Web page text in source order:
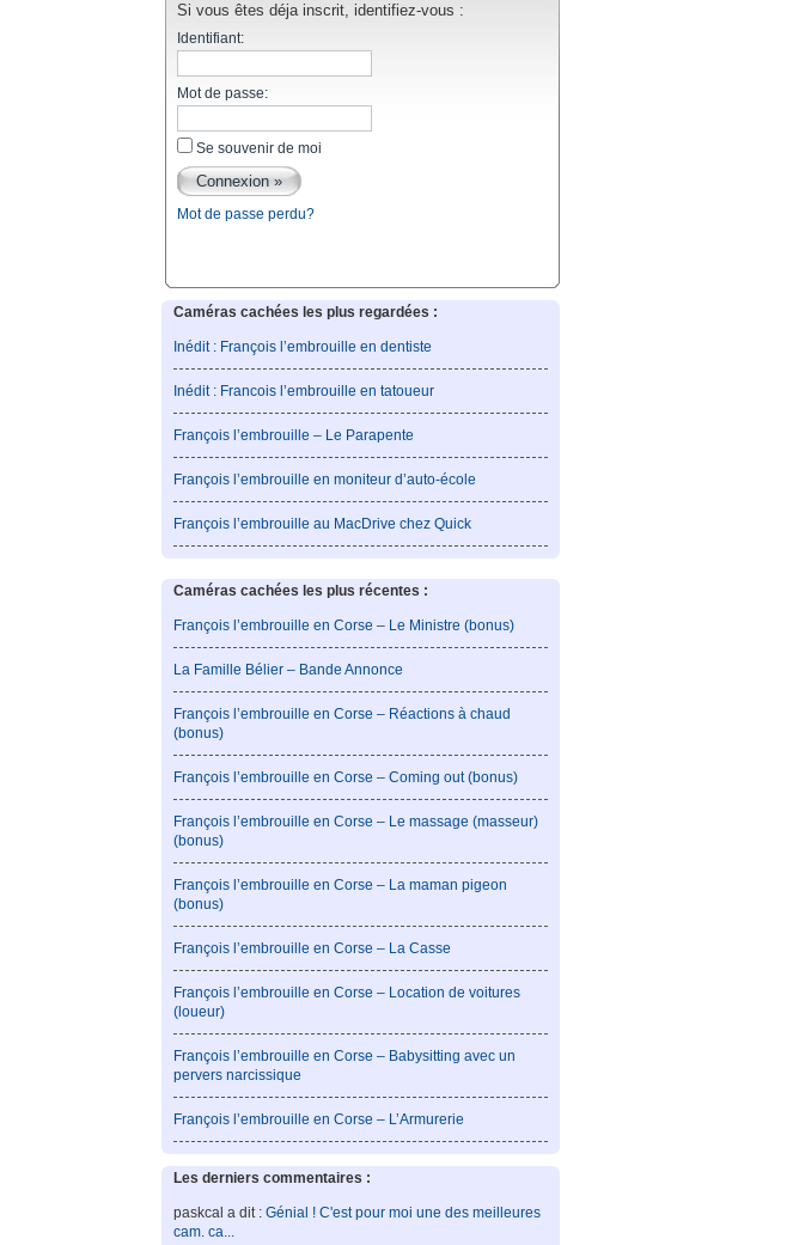
Si vous êtes déja inscrit, identifiez-vous :
Identifiant:
Mot de passe:
Se souvenir de moi
Mot de passe perdu?
Caméras cachées les plus regardées :
Inédit : François l’embrouille en dentiste
Inédit : Francois l’embrouille en tatoueur
François l’embrouille – Le Parapente
François l’embrouille en moniteur d’auto-école
François l’embrouille au MacDrive chez Quick
Caméras cachées les plus récentes :
François l’embrouille en Corse – Le Ministre (bonus)
La Famille Bélier – Bande Annonce
François l’embrouille en Corse – Réactions à chaud
(bonus)
François l’embrouille en Corse – Coming out (bonus)
François l’embrouille en Corse – Le massage (masseur)
(bonus)
François l’embrouille en Corse – La maman pigeon
(bonus)
François l’embrouille en Corse – La Casse
François l’embrouille en Corse – Location de voitures
(loueur)
François l’embrouille en Corse – Babysitting avec un
pervers narcissique
François l’embrouille en Corse – L’Armurerie
Les derniers commentaires :
paskcal a dit : Génial ! C'est pour moi une des meilleures
cam. ca...